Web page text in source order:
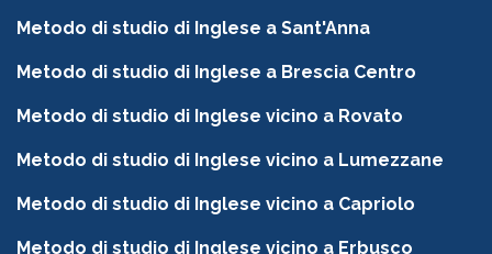
Metodo di studio di Inglese a Sant'Anna
Metodo di studio di Inglese a Brescia Centro
Metodo di studio di Inglese vicino a Rovato
Metodo di studio di Inglese vicino a Lumezzane
Metodo di studio di Inglese vicino a Capriolo
Metodo di studio di Inglese vicino a Erbusco